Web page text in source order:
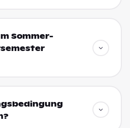
Sommer-